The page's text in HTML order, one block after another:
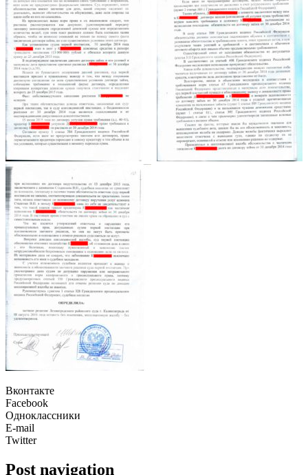
Вконтакте
Facebook
Одноклассники
E-mail
Twitter
Post navigation